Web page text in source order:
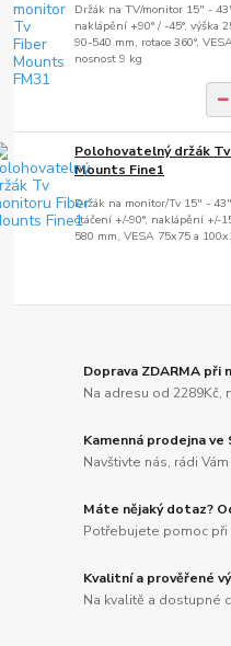
Držák na TV/monitor 15" -
naklápění +90° / -45°, výška
90-540 mm, rotace 360°,
nosnost 9 kg
Polohovatelný držák
Mounts Fine1
Držák na monitor/Tv 15" -
otáčení +/-90°, naklápění +/-
580 mm, VESA 75x75 a
Doprava ZDARMA při
Na adresu od 2289Kč,
Kamenná prodejna ve
Navštivte nás, rádi
Máte nějaký dotaz?
Potřebujete pomoc při
Kvalitní a prověřené
Na kvalitě a dostupné